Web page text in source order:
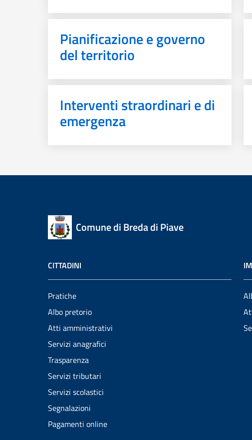
Pianificazione e governo
del territorio
Interventi straordinari e di
emergenza
Comune di Breda di Piave
CITTADINI
Pratiche
Albo pretorio
Atti amministrativi
Servizi anagrafici
Trasparenza
Servizi tributari
Servizi scolastici
Segnalazioni
Pagamenti online